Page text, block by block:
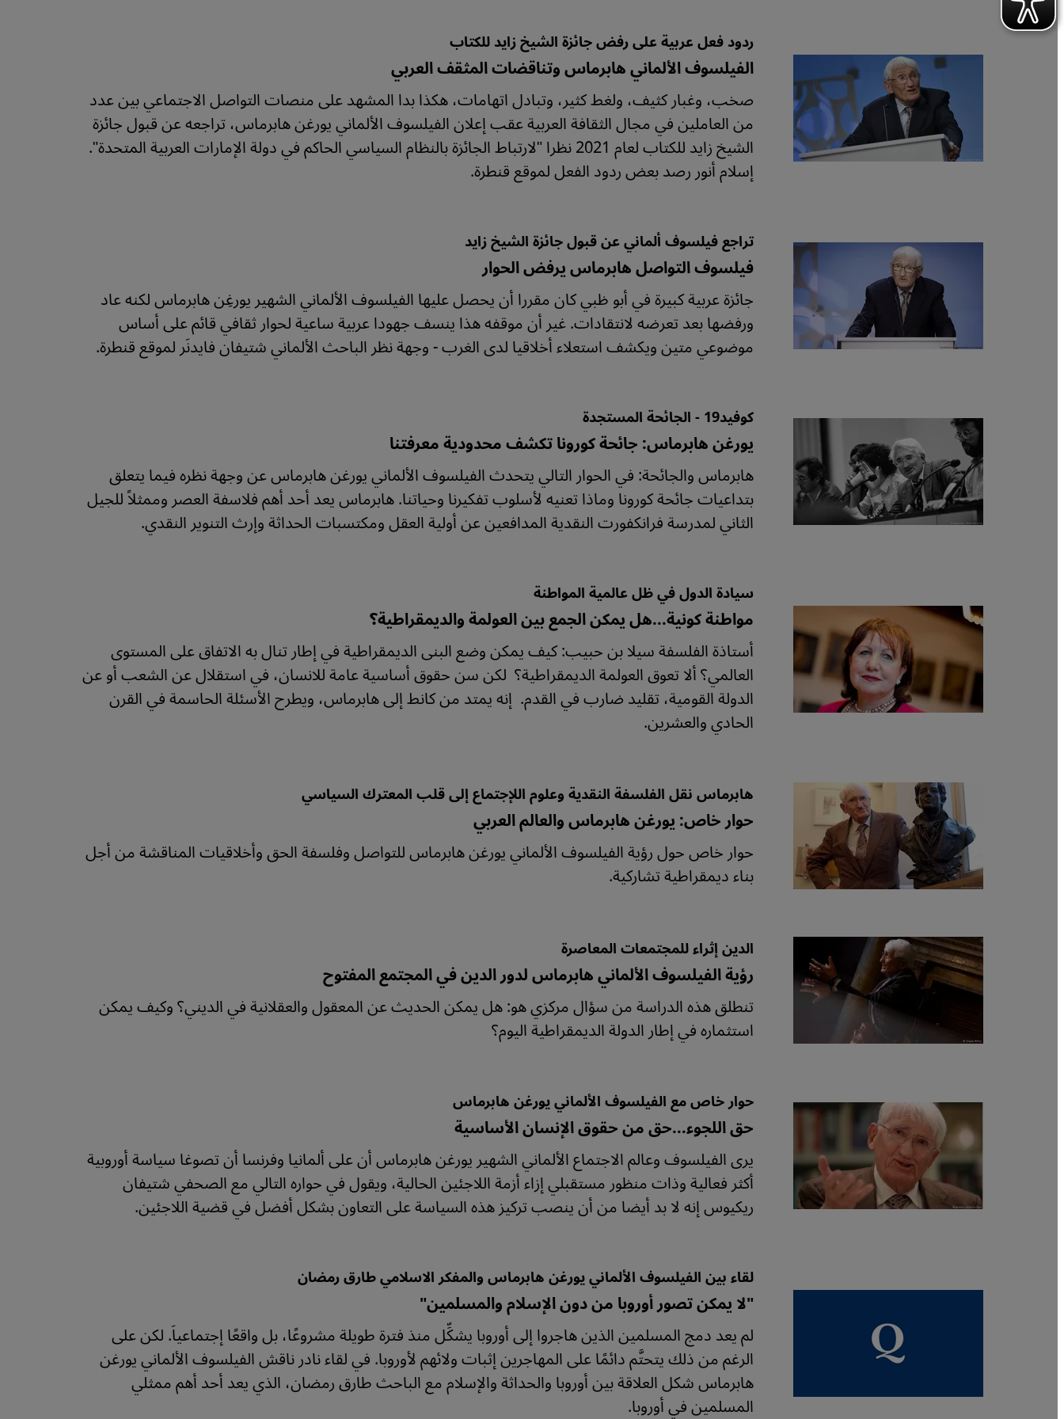
ردود فعل عربية على رفض جائزة الشيخ زايد للكتاب
الفيلسوف الألماني هابرماس وتناقضات المثقف العربي
صخب، وغبار كثيف، ولغط كثير، وتبادل اتهامات، هكذا بدا المشهد على منصات التواصل الاجتماعي بين عدد
من العاملين في مجال الثقافة العربية عقب إعلان الفيلسوف الألماني يورغن هابرماس، تراجعه عن قبول جائزة
الشيخ زايد للكتاب لعام 2021 نظرا "لارتباط الجائزة بالنظام السياسي الحاكم في دولة الإمارات العربية المتحدة".
إسلام أنور رصد بعض ردود الفعل لموقع قنطرة.
تراجع فيلسوف ألماني عن قبول جائزة الشيخ زايد
فيلسوف التواصل هابرماس يرفض الحوار
جائزة عربية كبيرة في أبو ظبي كان مقررا أن يحصل عليها الفيلسوف الألماني الشهير يورغِن هابرماس لكنه عاد
ورفضها بعد تعرضه لانتقادات. غير أن موقفه هذا ينسف جهودا عربية ساعية لحوار ثقافي قائم على أساس
موضوعي متين ويكشف استعلاء أخلاقيا لدى الغرب - وجهة نظر الباحث الألماني شتيفان فايدنَر لموقع قنطرة.
كوفيد19 - الجائحة المستجدة
يورغن هابرماس: جائحة كورونا تكشف محدودية معرفتنا
هابرماس والجائحة: في الحوار التالي يتحدث الفيلسوف الألماني يورغن هابرماس عن وجهة نظره فيما يتعلق
بتداعيات جائحة كورونا وماذا تعنيه لأسلوب تفكيرنا وحياتنا. هابرماس يعد أحد أهم فلاسفة العصر وممثلاً للجيل
الثاني لمدرسة فرانكفورت النقدية المدافعين عن أولية العقل ومكتسبات الحداثة وإرث التنوير النقدي.
سيادة الدول في ظل عالمية المواطنة
مواطنة كونية...هل يمكن الجمع بين العولمة والديمقراطية؟
أستاذة الفلسفة سيلا بن حبيب: كيف‮ ‬يمكن وضع البنى الديمقراطية في‮ ‬إطار تنال به الاتفاق على المستوى
العالمي؟ ألا تعوق العولمة الديمقراطية؟ ‮ ‬لكن سن حقوق أساسية عامة للانسان،‮ ‬في‮ ‬استقلال عن الشعب أو عن
الدولة القومية،‮ ‬تقليد ضارب في‮ ‬القدم‮.‬ ‮ ‬إنه‮ ‬يمتد من كانط إلى هابرماس،‮ ‬ويطرح الأسئلة الحاسمة في‮ ‬القرن
الحادي‮ ‬والعشرين.
هابرماس نقل الفلسفة النقدية وعلوم اللإجتماع إلى قلب المعترك السياسي
حوار خاص: يورغن هابرماس والعالم العربي
حوار خاص حول رؤية الفيلسوف الألماني يورغن هابرماس للتواصل وفلسفة الحق وأخلاقيات المناقشة من أجل
بناء ديمقراطية تشاركية.
الدين إثراء للمجتمعات المعاصرة
رؤية الفيلسوف الألماني هابرماس لدور الدين في المجتمع المفتوح
تنطلق هذه الدراسة من سؤال مركزي هو: هل يمكن الحديث عن المعقول والعقلانية في الديني؟ وكيف يمكن
استثماره في إطار الدولة الديمقراطية اليوم؟
حوار خاص مع الفيلسوف الألماني يورغن هابرماس
حق اللجوء...حق من حقوق الإنسان الأساسية
يرى الفيلسوف وعالم الاجتماع الألماني الشهير يورغن هابرماس أن على ألمانيا وفرنسا أن تصوغا سياسة أوروبية
أكثر فعالية وذات منظور مستقبلي إزاء أزمة اللاجئين الحالية، ويقول في حواره التالي مع الصحفي شتيفان
ريكيوس إنه لا بد أيضا من أن ينصب تركيز هذه السياسة على التعاون بشكل أفضل في قضية اللاجئين.
لقاء بين الفيلسوف الألماني يورغن هابرماس والمفكر الاسلامي طارق رمضان
"لا يمكن تصور أوروبا من دون الإسلام والمسلمين"
لم يعد دمج المسلمين الذين هاجروا إلى أوروبا يشكِّل منذ فترة طويلة مشروعًا، بل واقعًا إجتماعياَ. لكن على
الرغم من ذلك يتحتَّم دائمًا على المهاجرين إثبات ولائهم لأوروبا. في لقاء نادر ناقش الفيلسوف الألماني يورغن
هابرماس شكل العلاقة بين أوروبا والحداثة والإسلام مع الباحث طارق رمضان، الذي يعد أحد أهم ممثلي
المسلمين في أوروبا.